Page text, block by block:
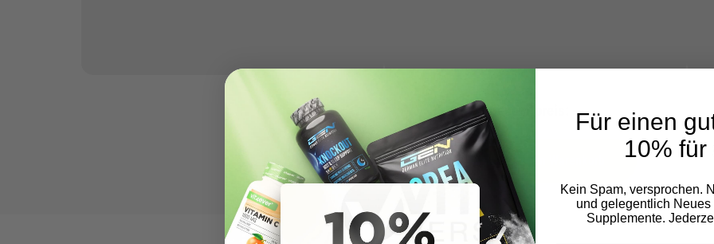
Gesamtpreis: --
Auswahl in den Warenkorb
Für einen
10% für
Kein Spam, versprochen.
und gelegentlich Neues
Supplemente.